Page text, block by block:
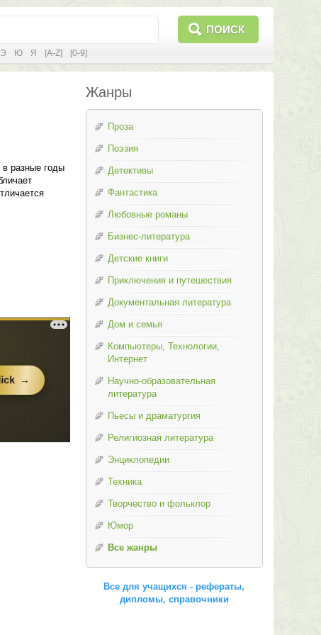
ПОИСК
Э Ю Я [A-Z] [0-9]
разные годы
Жанры
Проза
Поэзия
Детективы
Фантастика
Любовные романы
Бизнес-литература
Детские книги
Приключения и путешествия
Документальная литература
Дом и семья
Компьютеры, Технологии,
Интернет
Научно-образовательная
литература
Пьесы и драматургия
Религиозная литература
Энциклопедии
Техника
Творчество и фольклор
Юмор
Все жанры
Все для учащихся - рефераты,
дипломы, справочники